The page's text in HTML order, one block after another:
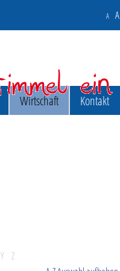
A A
Wirtschaft Kontakt
Y Z